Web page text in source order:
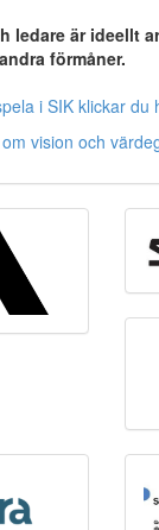
ledare är ideellt
förmåner.
i SIK klickar du
vision och